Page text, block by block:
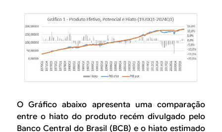
O Gráfico abaixo apresenta uma comparação
entre o hiato do produto recém divulgado pelo
Banco Central do Brasil (BCB) e o hiato estimado